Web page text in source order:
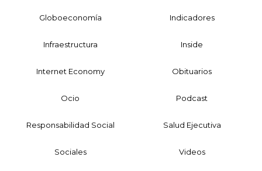
Globoeconomía Indicadores
Infraestructura Inside
Internet Economy Obituarios
Ocio Podcast
Responsabilidad Social Salud Ejecutiva
Sociales Videos